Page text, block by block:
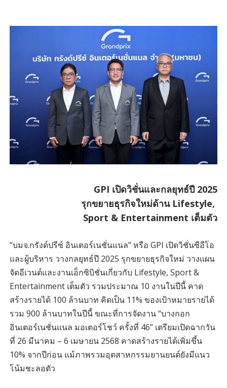
GPI เปิดวิชั่นและกลยุทธ์ปี 2025
รุกขยายธุรกิจใหม่ด้าน Lifestyle,
Sport & Entertainment เต็มตัว
“บมจ.กรังด์ปรีซ์ อินเตอร์เนชั่นแนล” หรือ GPI เปิดวิชั่นซีอีโอ
และผู้บริหาร วางกลยุทธ์ปี 2025 รุกขยายธุรกิจใหม่ วางแผน
จัดอีเวนต์และงานเอ็กซิบิชั่นเกี่ยวกับ Lifestyle, Sport &
Entertainment เต็มตัว รวมประมาณ 10 งานในปีนี้ คาด
สร้างรายได้ 100 ล้านบาท คิดเป็น 11% ของเป้าหมายรายได้
รวม 900 ล้านบาทในปีนี้ ขณะที่การจัดงาน “บางกอก
อินเตอร์เนชั่นแนล มอเตอร์โชว์ ครั้งที่ 46” เตรียมเปิดฉากวัน
ที่ 26 มีนาคม – 6 เมษายน 2568 คาดสร้างรายได้เพิ่มขึ้น
10% จากปีก่อน แม้ภาพรวมอุตสาหกรรมยานยนต์ยังมีแนว
โน้มชะลอตัว